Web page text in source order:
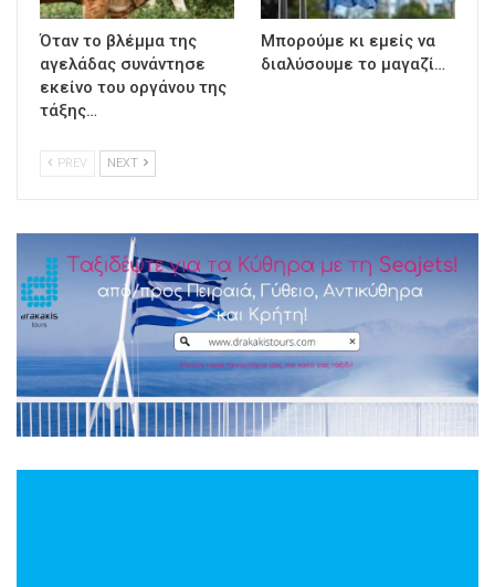
Όταν το βλέμμα της
αγελάδας συνάντησε
εκείνο του οργάνου της
τάξης…
Μπορούμε κι εμείς να
διαλύσουμε το μαγαζί…
PREV NEXT